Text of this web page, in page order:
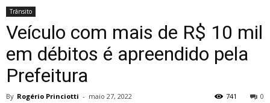
Trânsito
Veículo com mais de R$ 10 mil
em débitos é apreendido pela
Prefeitura
By Rogério Princiotti - maio 27, 2022 0
741